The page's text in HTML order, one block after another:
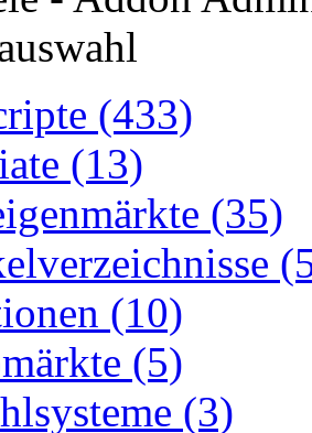
(433)
(13)
(35)
(10)
(5)
(3)